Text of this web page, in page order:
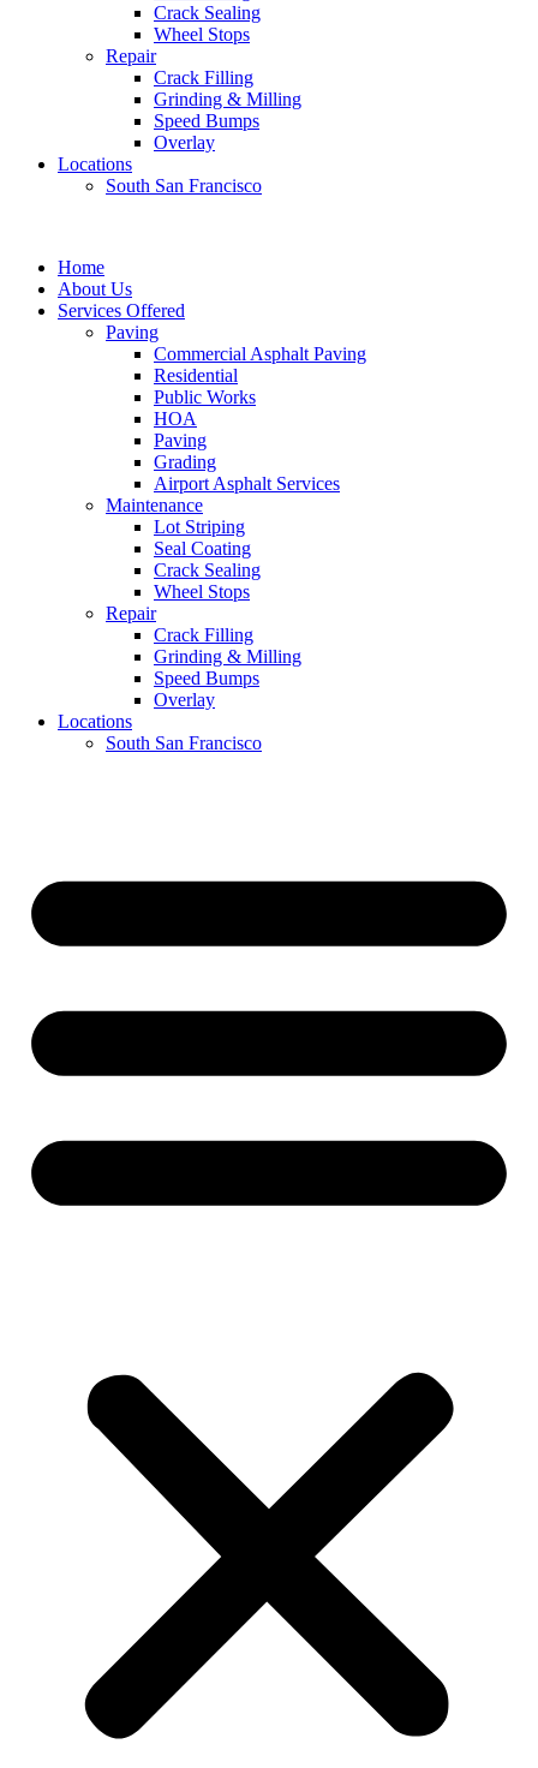
Crack Sealing
Wheel Stops
Repair
Crack Filling
Grinding & Milling
Speed Bumps
Overlay
Locations
South San Francisco
Home
About Us
Services Offered
Paving
Commercial Asphalt Paving
Residential
Public Works
HOA
Paving
Grading
Airport Asphalt Services
Maintenance
Lot Striping
Seal Coating
Crack Sealing
Wheel Stops
Repair
Crack Filling
Grinding & Milling
Speed Bumps
Overlay
Locations
South San Francisco